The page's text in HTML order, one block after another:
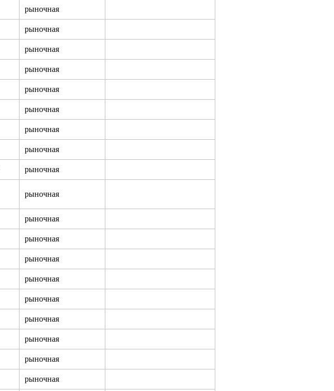
рыночная
рыночная
рыночная
рыночная
рыночная
рыночная
рыночная
рыночная
рыночная
рыночная
рыночная
рыночная
рыночная
рыночная
рыночная
рыночная
рыночная
рыночная
рыночная